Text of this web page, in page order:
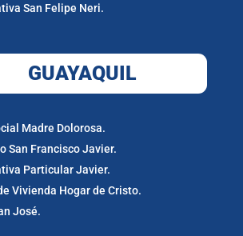
San Felipe Neri.
GUAYAQUIL
Madre Dolorosa.
San Francisco Javier.
Particular Javier.
Vivienda Hogar de Cristo.
José.